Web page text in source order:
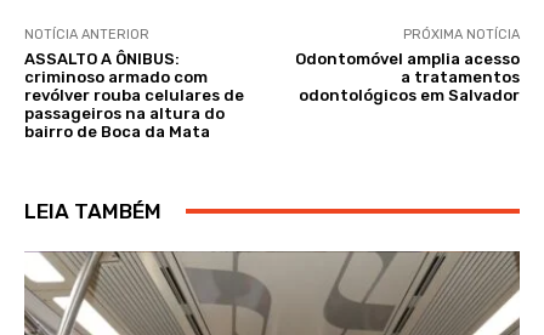
NOTÍCIA ANTERIOR
ASSALTO A ÔNIBUS:
criminoso armado com
revólver rouba celulares de
passageiros na altura do
bairro de Boca da Mata
PRÓXIMA NOTÍCIA
Odontomóvel amplia acesso
a tratamentos
odontológicos em Salvador
LEIA TAMBÉM